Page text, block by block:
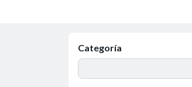
Categoría